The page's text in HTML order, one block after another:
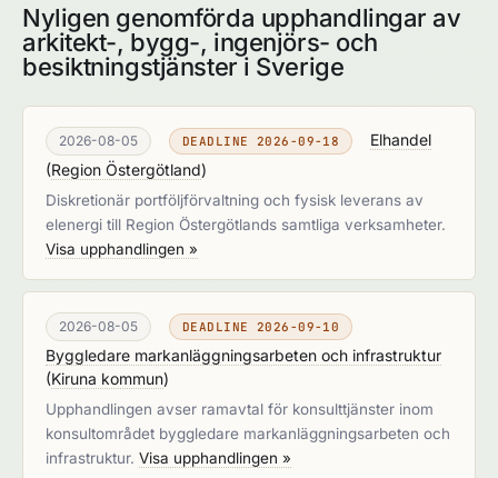
Nyligen genomförda upphandlingar av
arkitekt-, bygg-, ingenjörs- och
besiktningstjänster i Sverige
2026-08-05 DEADLINE 2026-09-18
Elhandel
(Region Östergötland)
Diskretionär portföljförvaltning och fysisk leverans av
elenergi till Region Östergötlands samtliga verksamheter.
Visa upphandlingen »
2026-08-05 DEADLINE 2026-09-10
Byggledare markanläggningsarbeten och infrastruktur
(Kiruna kommun)
Upphandlingen avser ramavtal för konsulttjänster inom
konsultområdet byggledare markanläggningsarbeten och
infrastruktur. Visa upphandlingen »